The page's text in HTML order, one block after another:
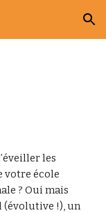
Skip to navigation
les
votre école
? Oui mais
(évolutive !), un